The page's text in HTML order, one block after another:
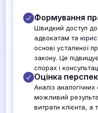
Формування
Швидкий доступ
адвокатам та
основі усталеної
закону. Це
спорах і
Оцінка
Аналіз
можливий
витрати клієнта,